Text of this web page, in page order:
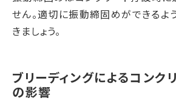
せん。適切に振動締固めができるよ
きましょう。
ブリーディングによるコンク
の影響